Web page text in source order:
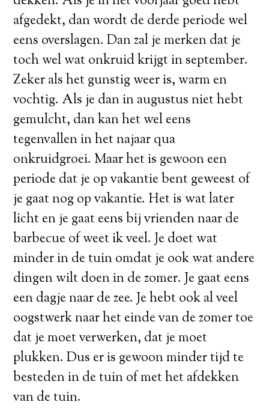
afgedekt, dan wordt de derde periode wel
eens overslagen. Dan zal je merken dat je
toch wel wat onkruid krijgt in september.
Zeker als het gunstig weer is, warm en
vochtig. Als je dan in augustus niet hebt
gemulcht, dan kan het wel eens
tegenvallen in het najaar qua
onkruidgroei. Maar het is gewoon een
periode dat je op vakantie bent geweest of
je gaat nog op vakantie. Het is wat later
licht en je gaat eens bij vrienden naar de
barbecue of weet ik veel. Je doet wat
minder in de tuin omdat je ook wat andere
dingen wilt doen in de zomer. Je gaat eens
een dagje naar de zee. Je hebt ook al veel
oogstwerk naar het einde van de zomer toe
dat je moet verwerken, dat je moet
plukken. Dus er is gewoon minder tijd te
besteden in de tuin of met het afdekken
van de tuin.